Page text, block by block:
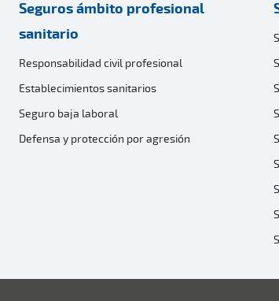
Seguros ámbito profesional
sanitario
Responsabilidad civil profesional
Establecimientos sanitarios
Seguro baja laboral
Defensa y protección por agresión